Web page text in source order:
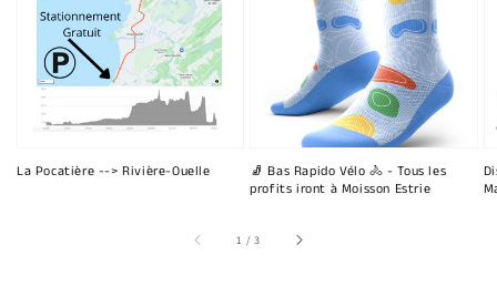
La Pocatière --> Rivière-Ouelle
🧦 Bas Rapido Vélo 🚴 - Tous les
profits iront à Moisson Estrie
1 /sur
3